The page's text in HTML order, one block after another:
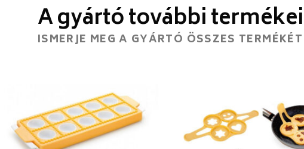
A gyártó további termékei
ISMERJE MEG A GYÁRTÓ ÖSSZES TERMÉKÉT